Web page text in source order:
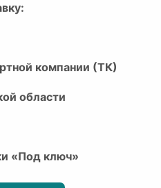
компании (ТК)
области
«Под ключ»